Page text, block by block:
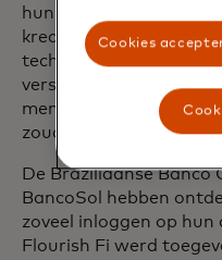
hun gebruik van
kredietverenigingen
technologie omdat het
versterken en
mensen die anders
zouden uitvoeren.
De Braziliaanse Banco
BancoSol hebben
zoveel inloggen op
Flourish Fi werd
Cookies